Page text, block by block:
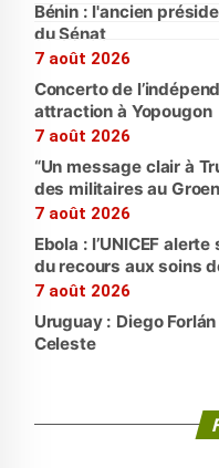
Bénin : l'ancien
du Sénat
7 août 2026
Concerto de
attraction à Yopougon
7 août 2026
“Un message clair à
des militaires au
7 août 2026
Ebola : l’UNICEF
du recours aux soins
7 août 2026
Uruguay : Diego
Celeste